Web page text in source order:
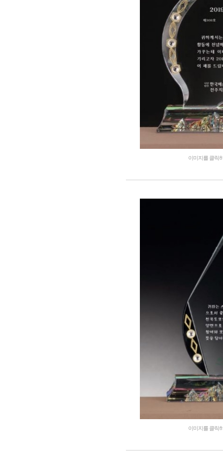
이미지를 클릭
이미지를 클릭